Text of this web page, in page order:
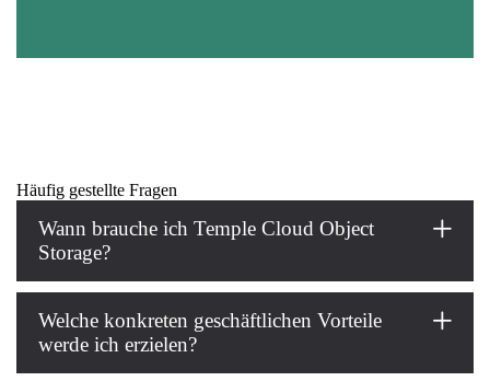
Häufig gestellte Fragen
Wann brauche ich Temple Cloud Object
Storage?
Welche konkreten geschäftlichen Vorteile
werde ich erzielen?